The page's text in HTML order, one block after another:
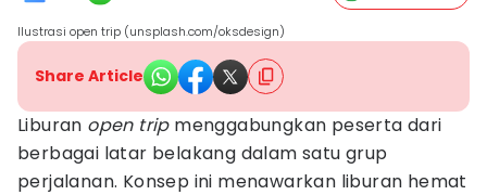
Ilustrasi open trip (unsplash.com/oksdesign)
Share Article
Liburan open trip menggabungkan peserta dari
berbagai latar belakang dalam satu grup
perjalanan. Konsep ini menawarkan liburan hemat